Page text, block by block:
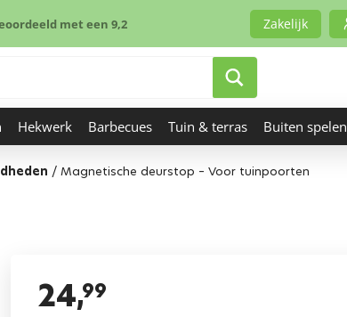
met een 9,2 Zakelijk
Hekwerk Barbecues Tuin & terras Buiten spelen
/ Magnetische deurstop – Voor tuinpoorten
24,99